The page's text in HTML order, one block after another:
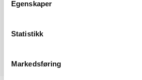
Egenskaper
Statistikk
Markedsføring